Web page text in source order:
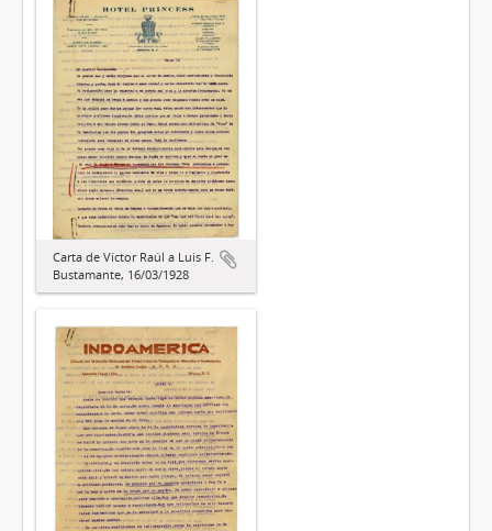
Carta de Víctor Raúl a Luis F.
Bustamante, 16/03/1928